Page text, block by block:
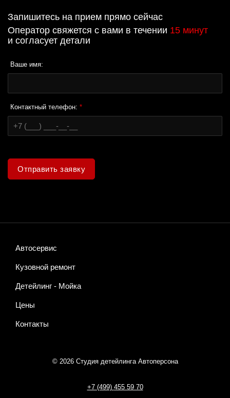
Запишитесь на прием прямо сейчас
Оператор свяжется с вами в течении 15 минут
и согласует детали
Ваше имя:
Контактный телефон: *
Отправить заявку
Автосервис
Кузовной ремонт
Детейлинг - Мойка
Цены
Контакты
© 2026 Студия детейлинга Автоперсона
+7 (499) 455 59 70